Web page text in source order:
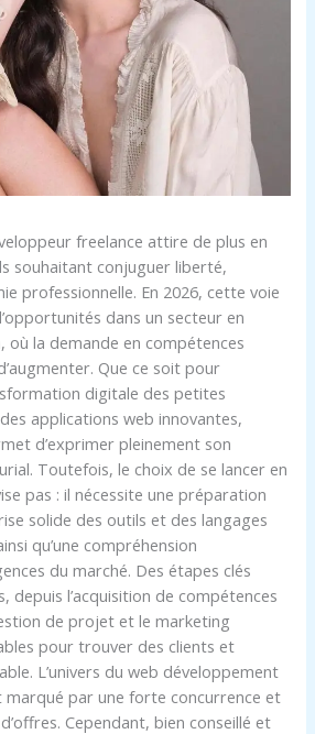
freelance attire de plus en
souhaitant conjuguer liberté,
professionnelle. En 2026, cette voie
dans un secteur en
où la demande en compétences
Que ce soit pour
digitale des petites
applications web innovantes,
d’exprimer pleinement son
Toutefois, le choix de se lancer en
pas : il nécessite une préparation
solide des outils et des langages
qu’une compréhension
du marché. Des étapes clés
depuis l’acquisition de compétences
de projet et le marketing
pour trouver des clients et
L’univers du web développement
marqué par une forte concurrence et
Cependant, bien conseillé et